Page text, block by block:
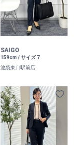
SAIGO
159cm / サイズ 7
池袋東口駅前店